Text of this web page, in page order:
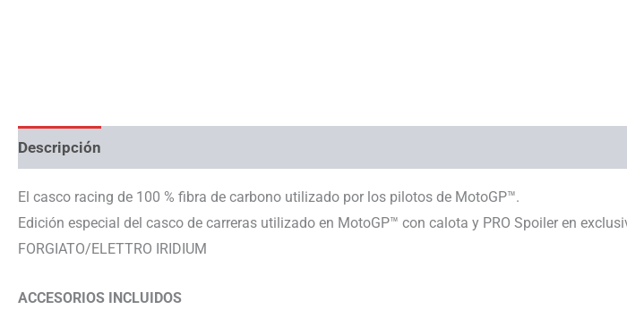
Descripción
El casco racing de 100 % fibra de carbono utilizado por los pilotos de MotoGP™.
Edición especial del casco de carreras utilizado en MotoGP™ con calota y PRO Spoiler en
FORGIATO/ELETTRO IRIDIUM
ACCESORIOS INCLUIDOS